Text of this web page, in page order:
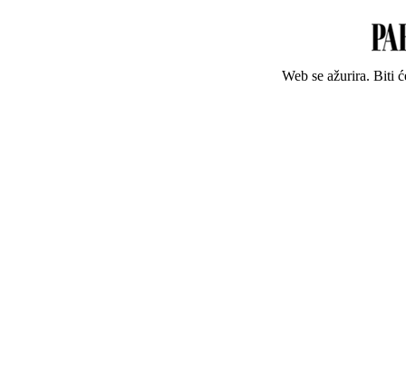
Web se ažurira. Biti